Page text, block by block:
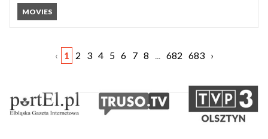
MOVIES
‹ 1 2 3 4 5 6 7 8 ... 682 683 ›